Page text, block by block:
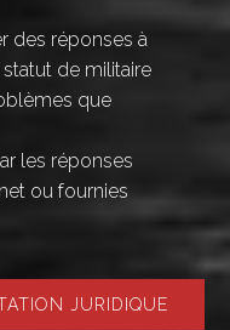
des réponses à
de militaire
que
les réponses
ou fournies
JURIDIQUE